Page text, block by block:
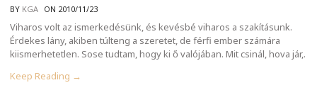
BY KGA ON 2010/11/23
Viharos volt az ismerkedésünk, és kevésbé viharos a szakításunk.
Érdekes lány, akiben túlteng a szeretet, de férfi ember számára
kiismerhetetlen. Sose tudtam, hogy ki ő valójában. Mit csinál, hova jár,.
Keep Reading →